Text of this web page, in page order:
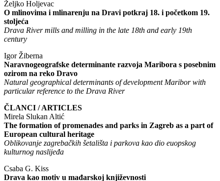
Željko Holjevac
O mlinovima i mlinarenju na Dravi potkraj 18. i početkom 19.
stoljeća
Drava River mills and milling in the late 18th and early 19th
century
Igor Žiberna
Naravnogeografske determinante razvoja Maribora s posebnim
ozirom na reko Dravo
Natural geographical determinants of development Maribor with
particular reference to the Drava River
ČLANCI / ARTICLES
Mirela Slukan Altić
The formation of promenades and parks in Zagreb as a part of
European cultural heritage
Oblikovanje zagrebačkih šetališta i parkova kao dio euopskog
kulturnog naslijeđa
Csaba G. Kiss
Drava kao motiv u mađarskoj književnosti